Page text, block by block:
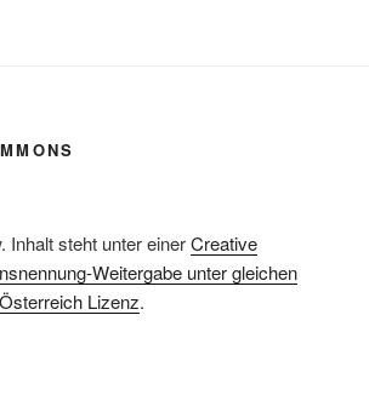
Inhalt steht unter einerCreative
Weitergabe unter gleichen
Lizenz.